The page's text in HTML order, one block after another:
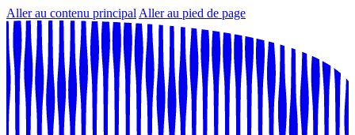
Aller au contenu principal Aller au pied de page